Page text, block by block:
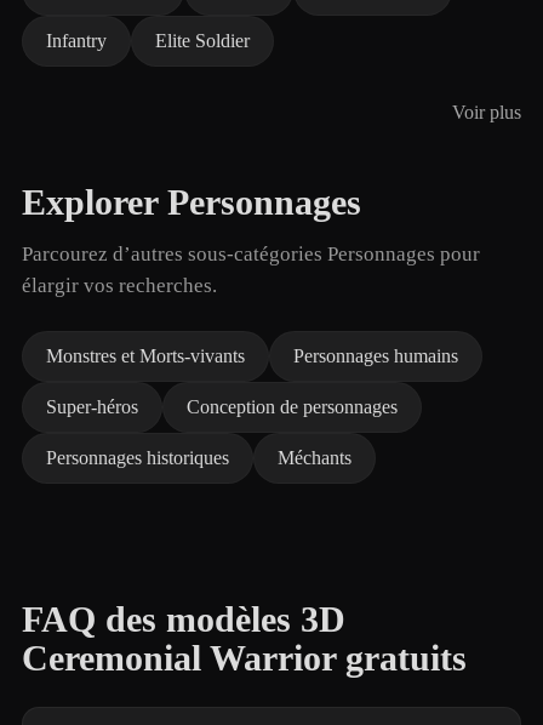
Infantry Elite Soldier
Voir plus
Explorer Personnages
Parcourez d’autres sous-catégories Personnages pour
élargir vos recherches.
Monstres et Morts-vivants Personnages humains
Super-héros Conception de personnages
Personnages historiques Méchants
FAQ des modèles 3D
Ceremonial Warrior gratuits